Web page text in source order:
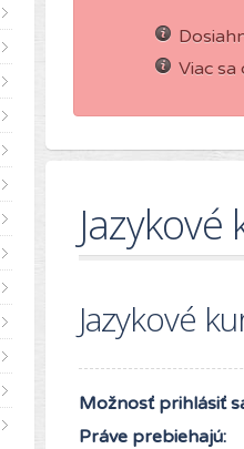
Viac
Jazykové
Možnosť prihlásiť
Práve prebiehajú: